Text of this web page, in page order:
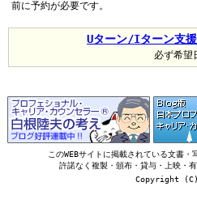
前に予約が必要です。
Uターン/Iターン支
必ず希望
このWEBサイトに掲載されている文書
許諾なく複製・頒布・貸与・上映・
Copyright